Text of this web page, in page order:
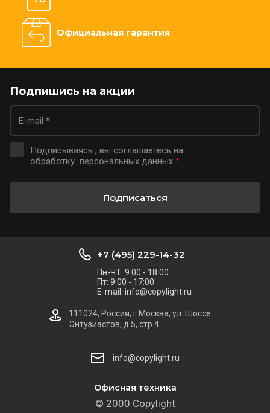
Официальная гарантия
Подпишись на акции
Подписываясь , вы соглашаетесь на
обработку персональных данных *
Подписаться
Офисная техника
© 2000 Copylight
+7 (495) 229-14-32
Пн-ЧТ: 9:00 - 18:00
Пт: 9:00 - 17:00
E-mail: info@copylight.ru
111024, Россия, г.Москва, ул. Шоссе
Энтузиастов, д.5, стр.4
info@copylight.ru